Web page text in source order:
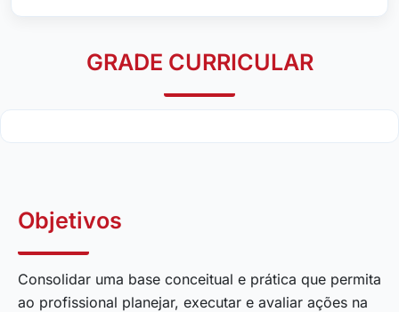
GRADE CURRICULAR
Objetivos
Consolidar uma base conceitual e prática que permita
ao profissional planejar, executar e avaliar ações na